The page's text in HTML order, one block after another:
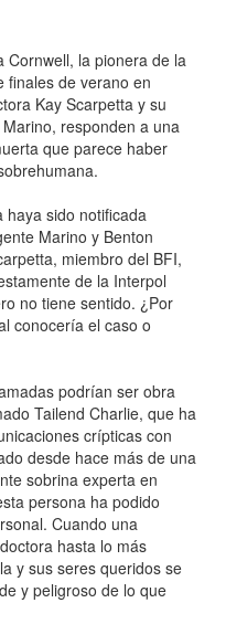
Cornwell, la pionera de la
finales de verano en
Kay Scarpetta y su
responden a una
que parece haber
haya sido notificada
Marino y Benton
miembro del BFI,
de la Interpol
no tiene sentido. ¿Por
conocería el caso o
podrían ser obra
Tailend Charlie, que ha
crípticas con
desde hace más de una
sobrina experta en
persona ha podido
Cuando una
hasta lo más
y sus seres queridos se
y peligroso de lo que